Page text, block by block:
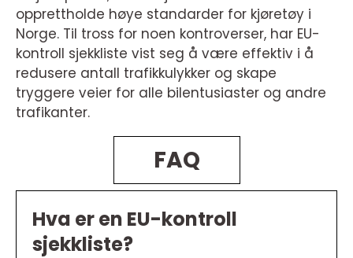
opprettholde høye standarder for kjøretøy i
Norge. Til tross for noen kontroverser, har EU-
kontroll sjekkliste vist seg å være effektiv i å
redusere antall trafikkulykker og skape
tryggere veier for alle bilentusiaster og andre
trafikanter.
FAQ
Hva er en EU-kontroll
sjekkliste?